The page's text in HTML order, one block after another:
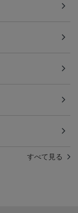
すべて見る